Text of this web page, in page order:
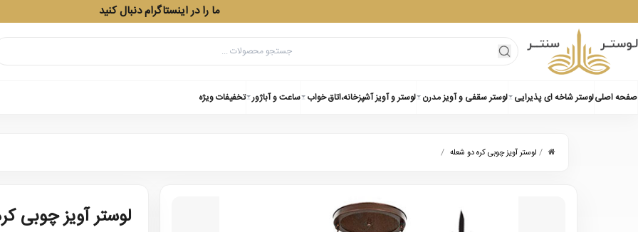
ما را در اینستاگرام دنبال کنید
صفحه اصلیلوستر شاخه ای پذیرایی لوستر سقفی و آویز مدرن لوستر و آویز آشپزخانه،اتاق خواب ساعت و آباژور تخفیفات ویژه
/ لوستر آویز چوبی کره دو شعله /
لوستر آویز چوبی